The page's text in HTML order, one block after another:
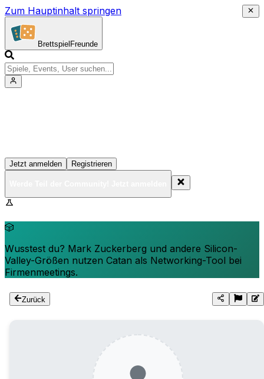
Zum Hauptinhalt springen
Brettspiel Freunde
Jetzt anmelden Registrieren
🎲
Wusstest du? Mark Zuckerberg und andere Silicon-
Valley-Größen nutzen Catan als Networking-Tool bei
Firmenmeetings.
Zurück